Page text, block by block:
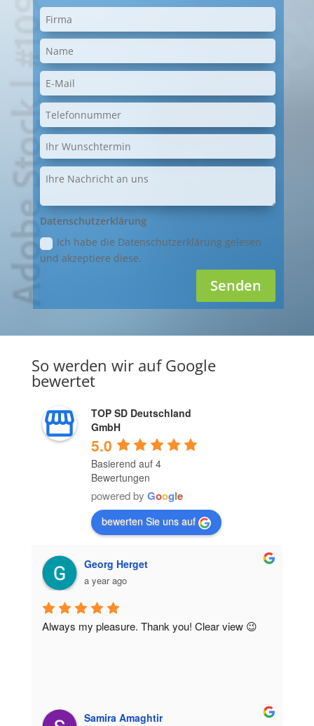
Datenschutzerklärung
Ich habe die Datenschutzerklärung gelesen
und akzeptiere diese.
Senden
So werden wir auf Google
bewertet
TOP SD Deutschland
GmbH
5.0
Basierend auf 4
Bewertungen
powered by Google
bewerten Sie uns auf
Georg Herget
a year ago
Always my pleasure. Thank you! Clear view 😉
Samira Amaghtir